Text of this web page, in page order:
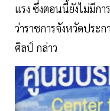
แรง ซึ่งตอนนี้ยังไม่มีก
ว่าราชการจังหวัดประ
ศิลป์ กล่าว